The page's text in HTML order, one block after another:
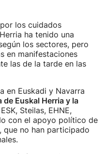
los cuidados
ha tenido una
los sectores, pero
en manifestaciones
las de la tarde en las
en Euskadi y Navarra
Euskal Herria y la
Steilas, EHNE,
con el apoyo político de
, que no han participado